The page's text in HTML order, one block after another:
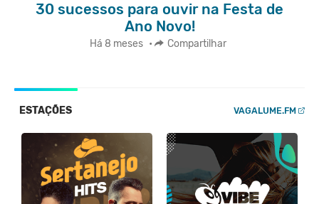
30 sucessos para ouvir na Festa de
Ano Novo!
Há 8 meses • Compartilhar
ESTAÇÕES VAGALUME.FM